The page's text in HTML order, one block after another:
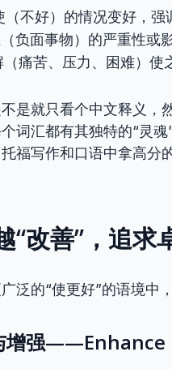
（不好）的情况变好，强
负面事物）的严重性或
（痛苦、压力、困难）使
不是就只看个中文释义，
词汇都有其独特的“灵
福写作和口语中拿高分
“改善”，追求
泛的“使更好”的语境中
增强——Enhance